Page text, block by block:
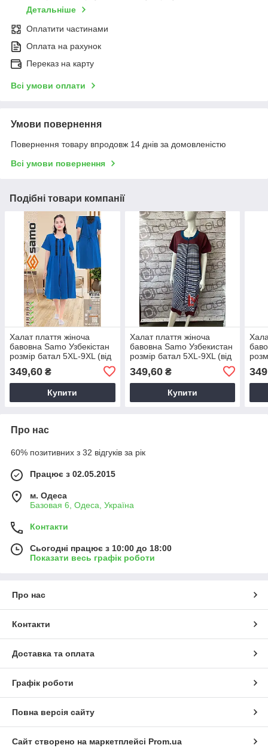
Детальніше
Оплатити частинами
Оплата на рахунок
Переказ на карту
Всі умови оплати
Умови повернення
Повернення товару впродовж 14 днів за домовленістю
Всі умови повернення
Подібні товари компанії
Халат плаття жіноча
бавовна Samo Узбекiстан
розмір батал 5XL-9XL (від
349,60 ₴
Купити
Халат плаття жіноча
бавовна Samo Узбекистан
розмір батал 5XL-9XL (від
349,60₴
Купити
Про нас
60% позитивних з 32 відгуків за рік
Працює з 02.05.2015
м. Одеса
Базовая 6, Одеса, Україна
Контакти
Сьогодні працює з 10:00 до 18:00
Показати весь графік роботи
Про нас
Контакти
Доставка та оплата
Графік роботи
Повна версія сайту
Сайт створено на маркетплейсі Prom.ua